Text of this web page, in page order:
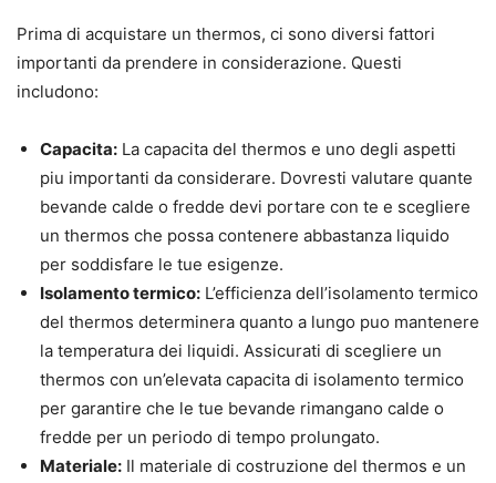
Prima di acquistare un thermos, ci sono diversi fattori
importanti da prendere in considerazione. Questi
includono:
Capacita: La capacita del thermos e uno degli aspetti
piu importanti da considerare. Dovresti valutare quante
bevande calde o fredde devi portare con te e scegliere
un thermos che possa contenere abbastanza liquido
per soddisfare le tue esigenze.
Isolamento termico: L’efficienza dell’isolamento termico
del thermos determinera quanto a lungo puo mantenere
la temperatura dei liquidi. Assicurati di scegliere un
thermos con un’elevata capacita di isolamento termico
per garantire che le tue bevande rimangano calde o
fredde per un periodo di tempo prolungato.
Materiale: Il materiale di costruzione del thermos e un